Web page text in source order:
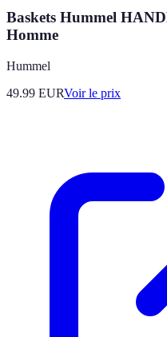
Baskets Hummel
Homme
Hummel
49.99 EURVoir le prix